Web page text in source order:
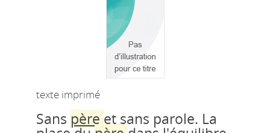
texte imprimé
Sans père et sans parole. La